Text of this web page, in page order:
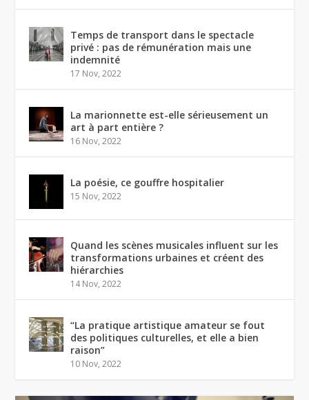
Temps de transport dans le spectacle
privé : pas de rémunération mais une
indemnité
17 Nov, 2022
La marionnette est-elle sérieusement un
art à part entière ?
16 Nov, 2022
La poésie, ce gouffre hospitalier
15 Nov, 2022
Quand les scènes musicales influent sur les
transformations urbaines et créent des
hiérarchies
14 Nov, 2022
“La pratique artistique amateur se fout
des politiques culturelles, et elle a bien
raison”
10 Nov, 2022